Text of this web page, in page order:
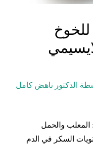
الدكتور ناهض كامل
والحمل
السكر في الدم